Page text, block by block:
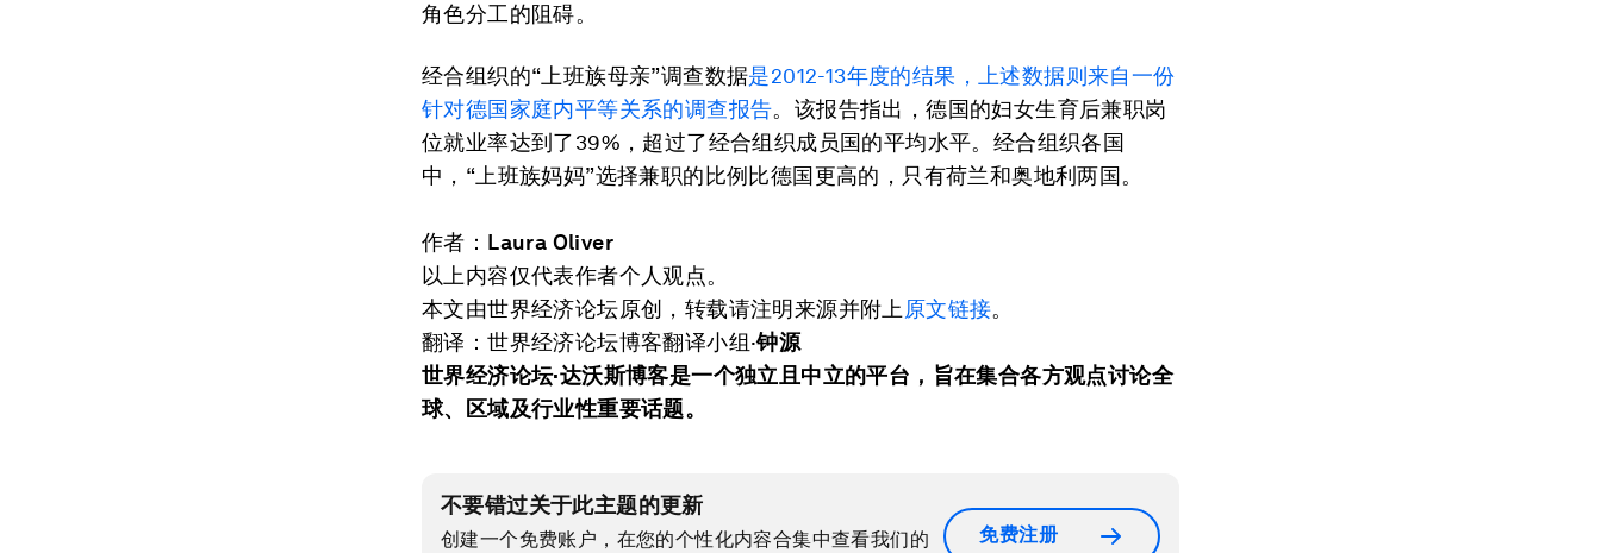
角色分工的阻碍。
经合组织的“上班族母亲”调查数据是2012-13年度的结果，上述数据则来自一份
针对德国家庭内平等关系的调查报告。该报告指出，德国的妇女生育后兼职岗
位就业率达到了39%，超过了经合组织成员国的平均水平。经合组织各国
中，“上班族妈妈”选择兼职的比例比德国更高的，只有荷兰和奥地利两国。
作者： Laura Oliver
以上内容仅代表作者个人观点。
本文由世界经济论坛原创，转载请注明来源并附上原文链接。
翻译：世界经济论坛博客翻译小组·钟源
世界经济论坛·达沃斯博客是一个独立且中立的平台，旨在集合各方观点讨论全
球、区域及行业性重要话题。
不要错过关于此主题的更新
创建一个免费账户，在您的个性化内容合集中查看我们的
免费注册